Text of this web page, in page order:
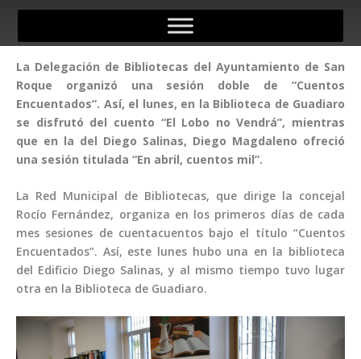
La Delegación de Bibliotecas del Ayuntamiento de San
Roque organizó una sesión doble de “Cuentos
Encuentados”. Así, el lunes, en la Biblioteca de Guadiaro
se disfrutó del cuento “El Lobo no Vendrá”, mientras
que en la del Diego Salinas, Diego Magdaleno ofreció
una sesión titulada “En abril, cuentos mil”.
La Red Municipal de Bibliotecas, que dirige la concejal
Rocío Fernández, organiza en los primeros días de cada
mes sesiones de cuentacuentos bajo el título “Cuentos
Encuentados”. Así, este lunes hubo una en la biblioteca
del Edificio Diego Salinas, y al mismo tiempo tuvo lugar
otra en la Biblioteca de Guadiaro.